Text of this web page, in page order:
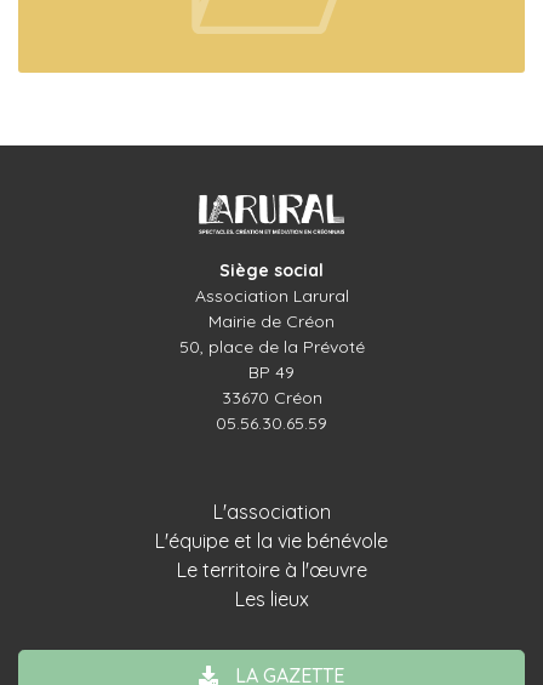
Siège social
Association Larural
Mairie de Créon
50, place de la Prévoté
BP 49
33670 Créon
05.56.30.65.59
L'association
L'équipe et la vie bénévole
Le territoire à l'œuvre
Les lieux
LA GAZETTE